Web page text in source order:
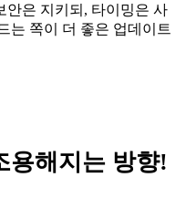
안은 지키되, 타이밍은 사
는 쪽이 더 좋은 업데이트
용해지는 방향!